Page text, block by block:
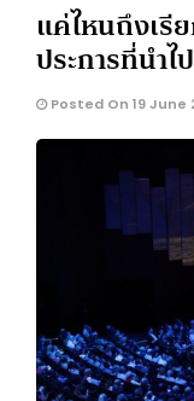
แค่ไหนถึงเรี
ประการที่นำไ
Posted On 19 June